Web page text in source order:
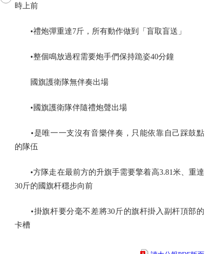
時上前
•禮炮彈重達7斤，所有動作做到「盲取盲送」
•整個鳴放過程需要炮手們保持跪姿40分鐘
國旗護衛隊無伴奏出場
•國旗護衛隊伴隨禮炮聲出場
•是唯一一支沒有音樂伴奏，只能依靠自己踩鼓點
的隊伍
•方隊走在最前方的升旗手需要擎着高3.81米、重達
30斤的國旗杆穩步向前
•掛旗杆要分毫不差將30斤的旗杆掛入副杆頂部的
卡槽